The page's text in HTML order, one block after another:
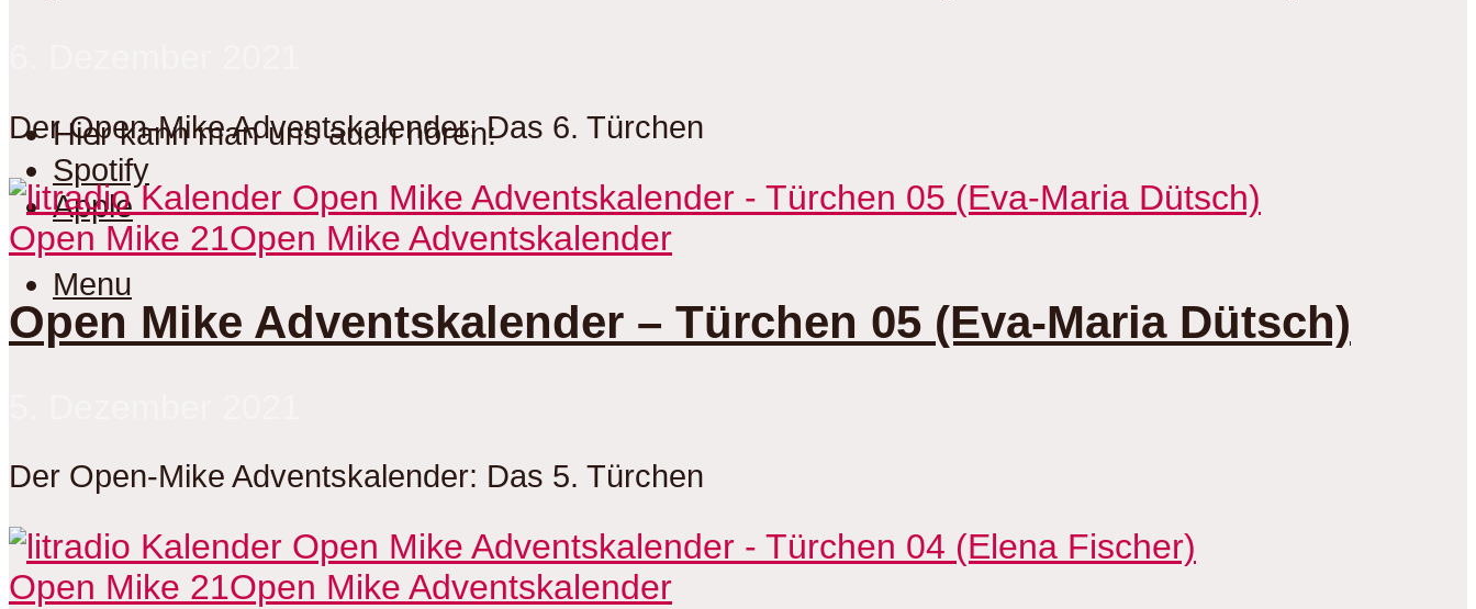
Hier kann man uns auch hören:
Spotify
Apple
Menu
Der Open-Mike Adventskalender: Das 6. Türchen
Open Mike 21Open Mike Adventskalender
Open Mike Adventskalender – Türchen 05 (Eva-Maria Dütsch)
Der Open-Mike Adventskalender: Das 5. Türchen
Open Mike 21Open Mike Adventskalender